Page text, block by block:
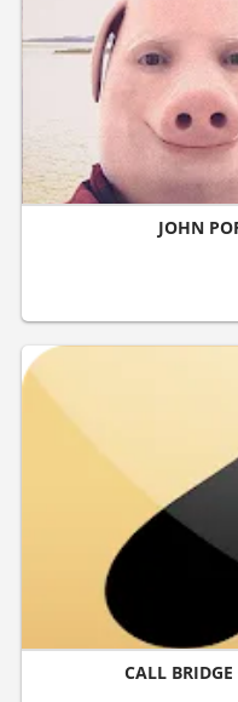
JOHN
CALL